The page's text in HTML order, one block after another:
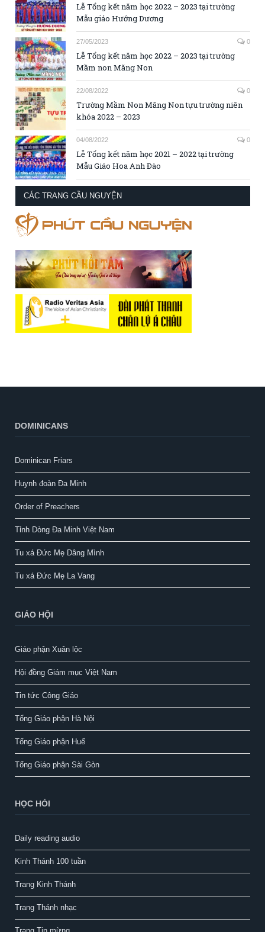
Lễ Tổng kết năm học 2022 – 2023 tại trường
Mẫu giáo Hướng Dương
27/05/2023 0
Lễ Tổng kết năm học 2022 – 2023 tại trường
Mầm non Măng Non
22/08/2022 0
Trường Mầm Non Măng Non tựu trường niên
khóa 2022 – 2023
04/08/2022 0
Lễ Tổng kết năm học 2021 – 2022 tại trường
Mẫu Giáo Hoa Anh Đào
CÁC TRANG CẦU NGUYỆN
DOMINICANS
Dominican Friars
Huynh đoàn Đa Minh
Order of Preachers
Tỉnh Dòng Đa Minh Việt Nam
Tu xá Đức Mẹ Dâng Mình
Tu xá Đức Mẹ La Vang
GIÁO HỘI
Giáo phận Xuân lộc
Hội đồng Giám mục Việt Nam
Tin tức Công Giáo
Tổng Giáo phận Hà Nội
Tổng Giáo phận Huế
Tổng Giáo phận Sài Gòn
HỌC HỎI
Daily reading audio
Kinh Thánh 100 tuần
Trang Kinh Thánh
Trang Thánh nhạc